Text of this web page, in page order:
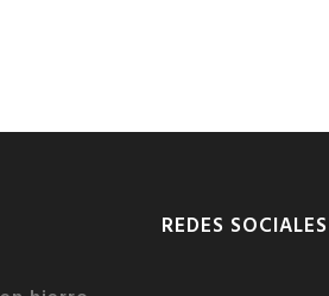
REDES SOCIALES